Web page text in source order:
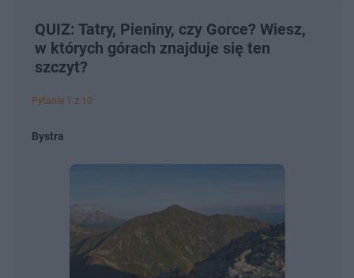
QUIZ: Tatry, Pieniny, czy Gorce? Wiesz,
w których górach znajduje się ten
szczyt?
Pytanie 1 z 10
Bystra